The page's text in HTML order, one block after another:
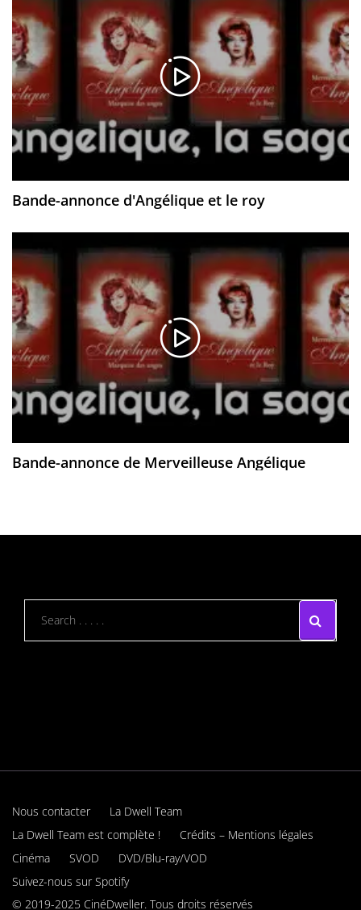
Bande-annonce d'Angélique et le roy
Bande-annonce de Merveilleuse Angélique
Nous contacter
La Dwell Team
La Dwell Team est complète !
Crédits – Mentions légales
Cinéma
SVOD
DVD/Blu-ray/VOD
Suivez-nous sur Spotify
© 2019-2025 CinéDweller. Tous droits réservés